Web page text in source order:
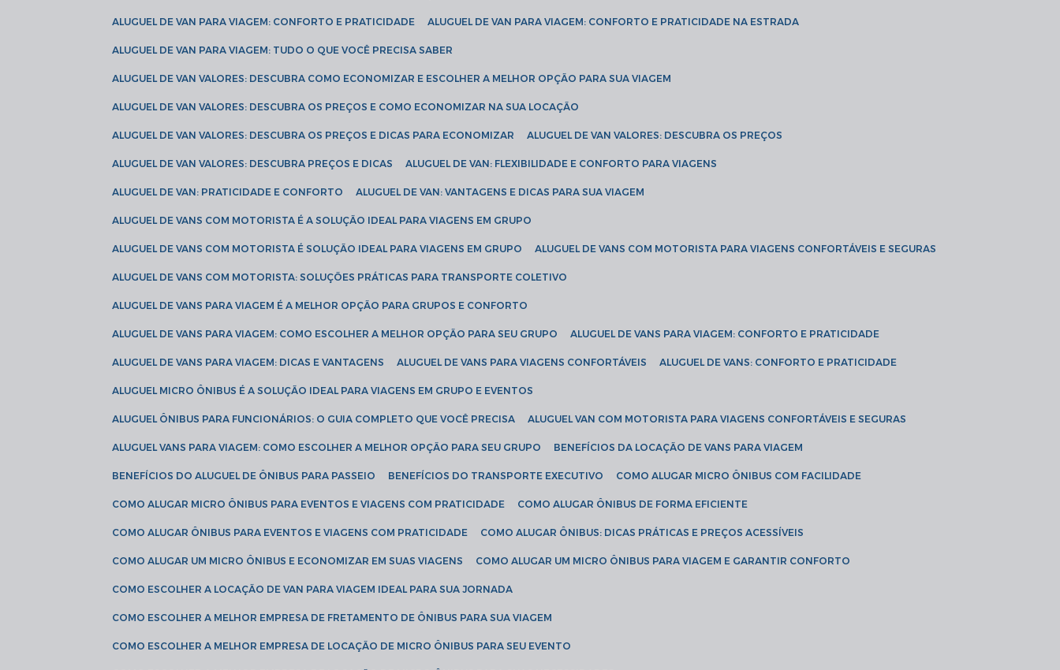
ALUGUEL DE VAN PARA VIAGEM: CONFORTO E PRATICIDADE ALUGUEL DE VAN PARA VIAGEM: CONFORTO E PRATICIDADE NA ESTRADA
ALUGUEL DE VAN PARA VIAGEM: TUDO O QUE VOCÊ PRECISA SABER
ALUGUEL DE VAN VALORES: DESCUBRA COMO ECONOMIZAR E ESCOLHER A MELHOR OPÇÃO PARA SUA VIAGEM
ALUGUEL DE VAN VALORES: DESCUBRA OS PREÇOS E COMO ECONOMIZAR NA SUA LOCAÇÃO
ALUGUEL DE VAN VALORES: DESCUBRA OS PREÇOS E DICAS PARA ECONOMIZAR ALUGUEL DE VAN VALORES: DESCUBRA OS PREÇOS
ALUGUEL DE VAN VALORES: DESCUBRA PREÇOS E DICAS ALUGUEL DE VAN: FLEXIBILIDADE E CONFORTO PARA VIAGENS
ALUGUEL DE VAN: PRATICIDADE E CONFORTO ALUGUEL DE VAN: VANTAGENS E DICAS PARA SUA VIAGEM
ALUGUEL DE VANS COM MOTORISTA É A SOLUÇÃO IDEAL PARA VIAGENS EM GRUPO
ALUGUEL DE VANS COM MOTORISTA É SOLUÇÃO IDEAL PARA VIAGENS EM GRUPO ALUGUEL DE VANS COM MOTORISTA PARA VIAGENS CONFORTÁVEIS E SEGURAS
ALUGUEL DE VANS COM MOTORISTA: SOLUÇÕES PRÁTICAS PARA TRANSPORTE COLETIVO
ALUGUEL DE VANS PARA VIAGEM É A MELHOR OPÇÃO PARA GRUPOS E CONFORTO
ALUGUEL DE VANS PARA VIAGEM: COMO ESCOLHER A MELHOR OPÇÃO PARA SEU GRUPO ALUGUEL DE VANS PARA VIAGEM: CONFORTO E PRATICIDADE
ALUGUEL DE VANS PARA VIAGEM: DICAS E VANTAGENS ALUGUEL DE VANS PARA VIAGENS CONFORTÁVEIS ALUGUEL DE VANS: CONFORTO E PRATICIDADE
ALUGUEL MICRO ÔNIBUS É A SOLUÇÃO IDEAL PARA VIAGENS EM GRUPO E EVENTOS
ALUGUEL ÔNIBUS PARA FUNCIONÁRIOS: O GUIA COMPLETO QUE VOCÊ PRECISA ALUGUEL VAN COM MOTORISTA PARA VIAGENS CONFORTÁVEIS E SEGURAS
ALUGUEL VANS PARA VIAGEM: COMO ESCOLHER A MELHOR OPÇÃO PARA SEU GRUPO BENEFÍCIOS DA LOCAÇÃO DE VANS PARA VIAGEM
BENEFÍCIOS DO ALUGUEL DE ÔNIBUS PARA PASSEIO BENEFÍCIOS DO TRANSPORTE EXECUTIVO COMO ALUGAR MICRO ÔNIBUS COM FACILIDADE
COMO ALUGAR MICRO ÔNIBUS PARA EVENTOS E VIAGENS COM PRATICIDADE COMO ALUGAR ÔNIBUS DE FORMA EFICIENTE
COMO ALUGAR ÔNIBUS PARA EVENTOS E VIAGENS COM PRATICIDADE COMO ALUGAR ÔNIBUS: DICAS PRÁTICAS E PREÇOS ACESSÍVEIS
COMO ALUGAR UM MICRO ÔNIBUS E ECONOMIZAR EM SUAS VIAGENS COMO ALUGAR UM MICRO ÔNIBUS PARA VIAGEM E GARANTIR CONFORTO
COMO ESCOLHER A LOCAÇÃO DE VAN PARA VIAGEM IDEAL PARA SUA JORNADA
COMO ESCOLHER A MELHOR EMPRESA DE FRETAMENTO DE ÔNIBUS PARA SUA VIAGEM
COMO ESCOLHER A MELHOR EMPRESA DE LOCAÇÃO DE MICRO ÔNIBUS PARA SEU EVENTO